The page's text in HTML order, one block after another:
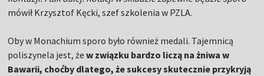
mówił Krzysztof Kęcki, szef szkolenia w PZLA.
Oby w Monachium sporo było również medali. Tajemnicą
poliszynela jest, żew związku bardzo liczą na żniwa w
Bawarii, choćby dlatego, że sukcesy skutecznie przykryją